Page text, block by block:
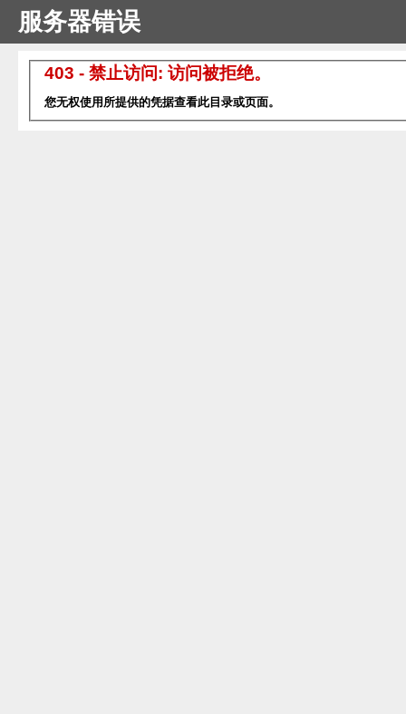
服务器错误
403 - 禁止访问: 访问被拒绝。
您无权使用所提供的凭据查看此目录或页面。